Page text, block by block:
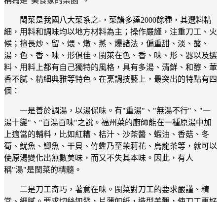
閩菜是我國八大菜系之-，菜譜多達2000餘種，其選料精
細，用料和調味均以地方材料為主；操作嚴謹，注重刀工、火
候；擅長炒、留、煨、燉、蒸、爆諸法，偏重甜、淡、酸、
湯，色、香、味、形俱佳。閩萊在色、香、味、形、器以及選
料、用料上都有自己獨特的風格，具有多湯、清鮮、和醇、葷
香不膩、精細典雅等特色。在烹調技藝上，最突出的特點有四
個：
一是善於調湯，以湯保味。有"重湯"、"無湯不行"、"一
湯十變"、"百湯百味"之說。福州菜的廚師能在一種原湯中加
上適當的輔料，比如紅糟、桔汁、沙茶醬、蝦油、香菇、冬
筍、魷魚、鯽魚、干貝、竹蟶乃至茉莉花、烏龍茶等，就可以
使原湯變化出無數美味，而又不失其本味。因此，有人
稱"湯"是閩菜的精髓。
二是刀工奇巧，著意在味。閩菜對刀工的要求嚴謹、精